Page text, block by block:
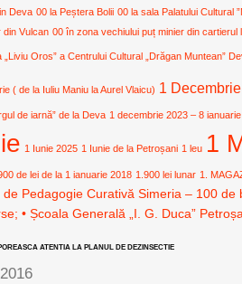
Deva 00 la Peștera Bolii 00 la sala Palatului Cultural
din Vulcan 00 în zona vechiului puț minier din cartierul
„Liviu Oros” a Centrului Cultural „Drăgan Muntean”
( de la Iuliu Maniu la Aurel Vlaicu) 1
de iarnă” de la Deva 1 decembrie 2023 – 8
1 Iunie 2025 1 Iunie de la Petroșani 1 leu 1
de lei de la 1 ianuarie 2018 1.900 lei lunar 1.
de Pedagogie Curativă Simeria – 100
• Școala Generală „I. G. Duca”
ATENTIA LA PLANUL DE DEZINSECTIE